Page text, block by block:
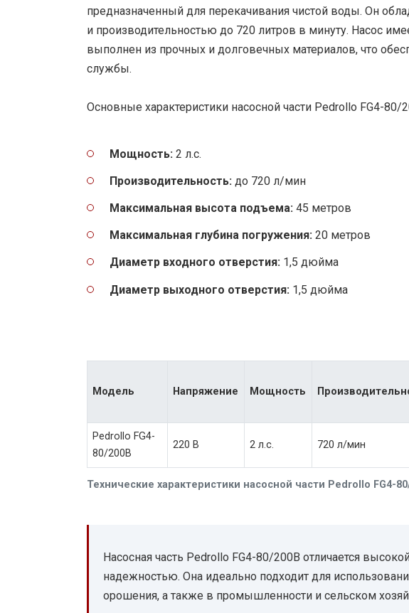
предназначенный для перекачивания чистой воды. Он
и производительностью до 720 литров в минуту. Насос
выполнен из прочных и долговечных материалов, что
службы.
Основные характеристики насосной части Pedrollo FG4-80/
Мощность: 2 л.с.
Производительность: до 720 л/мин
Максимальная высота подъема: 45 метров
Максимальная глубина погружения: 20 метров
Диаметр входного отверстия: 1,5 дюйма
Диаметр выходного отверстия: 1,5 дюйма
Технические характеристики насосной части Pedrollo FG4-
Модель Напряжение Мощность
Pedrollo FG4-
80/200B
220 В 2 л.с. 720 л/мин
Насосная часть Pedrollo FG4-80/200B отличается
надежностью. Она идеально подходит для
орошения, а также в промышленности и сельском